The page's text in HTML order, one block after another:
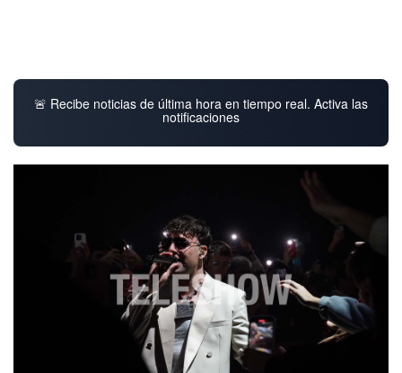
🚨 Recibe noticias de última hora en tiempo real. Activa las
notificaciones